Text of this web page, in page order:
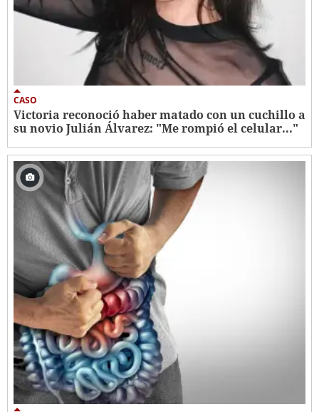
CASO
Victoria reconoció haber matado con un cuchillo a
su novio Julián Álvarez: "Me rompió el celular..."